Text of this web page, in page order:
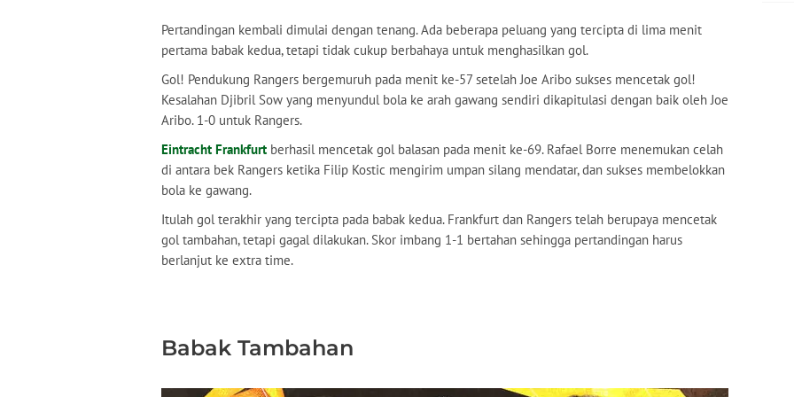
Pertandingan kembali dimulai dengan tenang. Ada beberapa peluang yang tercipta di lima menit
pertama babak kedua, tetapi tidak cukup berbahaya untuk menghasilkan gol.
Gol! Pendukung Rangers bergemuruh pada menit ke-57 setelah Joe Aribo sukses mencetak gol!
Kesalahan Djibril Sow yang menyundul bola ke arah gawang sendiri dikapitulasi dengan baik oleh Joe
Aribo. 1-0 untuk Rangers.
Eintracht Frankfurt berhasil mencetak gol balasan pada menit ke-69. Rafael Borre menemukan celah
di antara bek Rangers ketika Filip Kostic mengirim umpan silang mendatar, dan sukses membelokkan
bola ke gawang.
Itulah gol terakhir yang tercipta pada babak kedua. Frankfurt dan Rangers telah berupaya mencetak
gol tambahan, tetapi gagal dilakukan. Skor imbang 1-1 bertahan sehingga pertandingan harus
berlanjut ke extra time.
Babak Tambahan